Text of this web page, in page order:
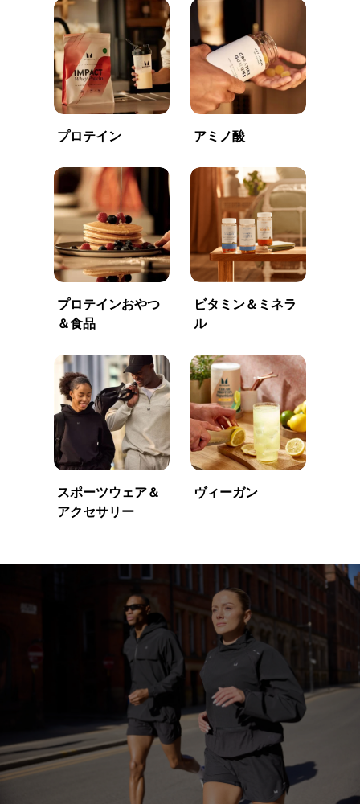
プロテイン アミノ酸
プロテインおやつ
＆食品
ビタミン＆ミネラ
ル
スポーツウェア＆
アクセサリー
ヴィーガン